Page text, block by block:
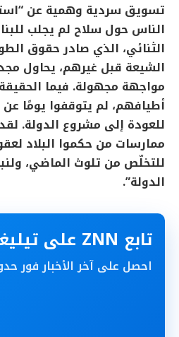
تسويق سردية وهمية عن
الناس حول سلاح لم يجلب
الثنائي، الذي صادر حقوق
الشيعة قبل غيرهم، يحاول
مواجهة مجهولة. فيما الحقيقة
أطيافهم، لم يتوقفوا يومًا
للعودة إلى مشروع الدولة.
ممارسات من حكموا البلاد
للتخلّص من تلوث الماضي،
الدولة”.
تابع ZNN على تيليغرام
احصل على آخر الأخبار فور